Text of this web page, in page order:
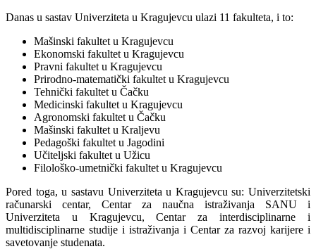
Danas u sastav Univerziteta u Kragujevcu ulazi 11 fakulteta, i to:
Mašinski fakultet u Kragujevcu
Ekonomski fakultet u Kragujevcu
Pravni fakultet u Kragujevcu
Prirodno-matematički fakultet u Kragujevcu
Tehnički fakultet u Čačku
Medicinski fakultet u Kragujevcu
Agronomski fakultet u Čačku
Mašinski fakultet u Kraljevu
Pedagoški fakultet u Jagodini
Učiteljski fakultet u Užicu
Filološko-umetnički fakultet u Kragujevcu
Pored toga, u sastavu Univerziteta u Kragujevcu su: Univerzitetski
računarski centar, Centar za naučna istraživanja SANU i
Univerziteta u Kragujevcu, Centar za interdisciplinarne i
multidisciplinarne studije i istraživanja i Centar za razvoj karijere i
savetovanje studenata.